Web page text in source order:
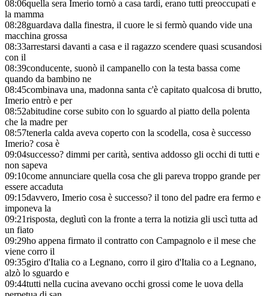
08:06quella sera Imerio tornò a casa tardi, erano tutti preoccupati e
la mamma
08:28guardava dalla finestra, il cuore le si fermò quando vide una
macchina grossa
08:33arrestarsi davanti a casa e il ragazzo scendere quasi scusandosi
con il
08:39conducente, suonò il campanello con la testa bassa come
quando da bambino ne
08:45combinava una, madonna santa c'è capitato qualcosa di brutto,
Imerio entrò e per
08:52abitudine corse subito con lo sguardo al piatto della polenta
che la madre per
08:57tenerla calda aveva coperto con la scodella, cosa è successo
Imerio? cosa è
09:04successo? dimmi per carità, sentiva addosso gli occhi di tutti e
non sapeva
09:10come annunciare quella cosa che gli pareva troppo grande per
essere accaduta
09:15davvero, Imerio cosa è successo? il tono del padre era fermo e
imponeva la
09:21risposta, deglutì con la fronte a terra la notizia gli uscì tutta ad
un fiato
09:29ho appena firmato il contratto con Campagnolo e il mese che
viene corro il
09:35giro d'Italia co a Legnano, corro il giro d'Italia co a Legnano,
alzò lo sguardo e
09:44tutti nella cucina avevano occhi grossi come le uova della